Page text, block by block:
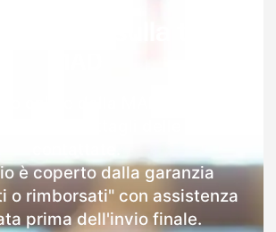
è coperto dalla garanzia
o rimborsati" con assistenza
prima dell'invio finale.